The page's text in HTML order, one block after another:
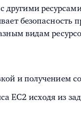
видам
и получением
EC2 исходя из